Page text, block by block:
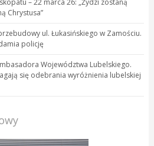
– 22 marca 26: „Żydzi zostaną
Chrystusa”
ul. Łukasińskiego w Zamościu.
policję
Województwa Lubelskiego.
się odebrania wyróżnienia lubelskiej